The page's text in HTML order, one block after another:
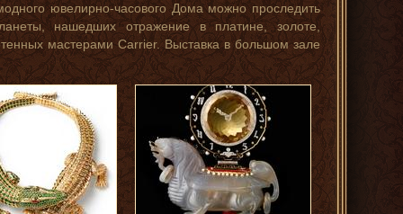
ювелирно-часового Дома можно проследить
нашедших отражение в платине, золоте,
мастерами Carrier. Выставка в большом зале